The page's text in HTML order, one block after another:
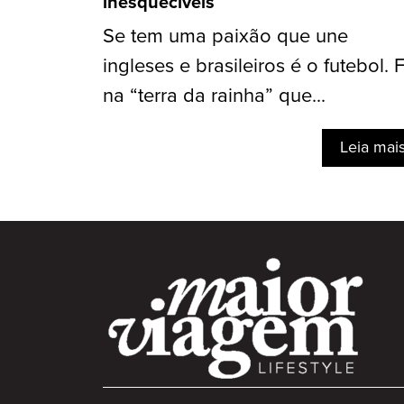
Se tem uma paixão que une
ingleses e brasileiros é o futebol.
na “terra da rainha” que...
Leia